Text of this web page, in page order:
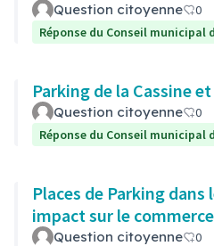
Question citoyenne
0
Réponse du Conseil municipal
Parking de la Cassine
Question citoyenne
0
Réponse du Conseil municipal
Places de Parking
impact sur le commerce
Question citoyenne
0